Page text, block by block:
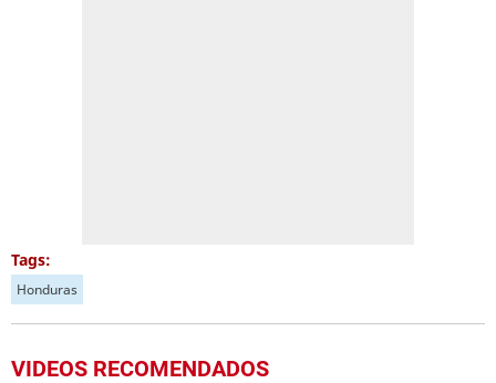
Tags:
Honduras
VIDEOS RECOMENDADOS